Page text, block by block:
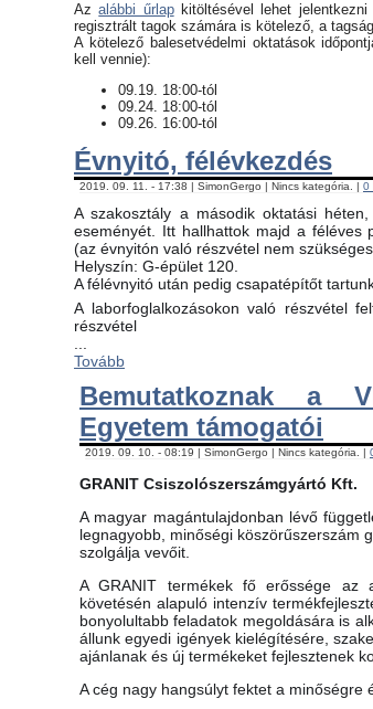
Azalábbi űrlapkitöltésével lehet jelentkezni
regisztrált tagok számára is kötelező, a
​A kötelező balesetvédelmi oktatások
kell vennie):
09.19. 18:00-tól
09.24. 18:00-tól
09.26. 16:00-tól
Évnyitó, félévkezdés
2019. 09. 11. - 17:38 | SimonGergo | Nincs kategória. | 0
A szakosztály a második oktatási
eseményét. Itt hallhattok majd a féléves
(az évnyitón való részvétel nem
Helyszín: G-épület 120.
A félévnyitó után pedig csapatépítőt
A laborfoglalkozásokon való részvétel
részvétel
Tovább
Bemutatkoznak a
Egyetem támogatói
2019. 09. 10. - 08:19 | SimonGergo | Nincs kategória. |
GRANIT Csiszolószerszámgyártó Kft.
A magyar magántulajdonban lévő
legnagyobb, minőségi köszörűszerszám
szolgálja vevőit.
A GRANIT termékek fő erőssége az
követésén alapuló intenzív
bonyolultabb feladatok megoldására is
állunk egyedi igények kielégítésére,
ajánlanak és új termékeket fejlesztenek
A cég nagy hangsúlyt fektet a minőségre